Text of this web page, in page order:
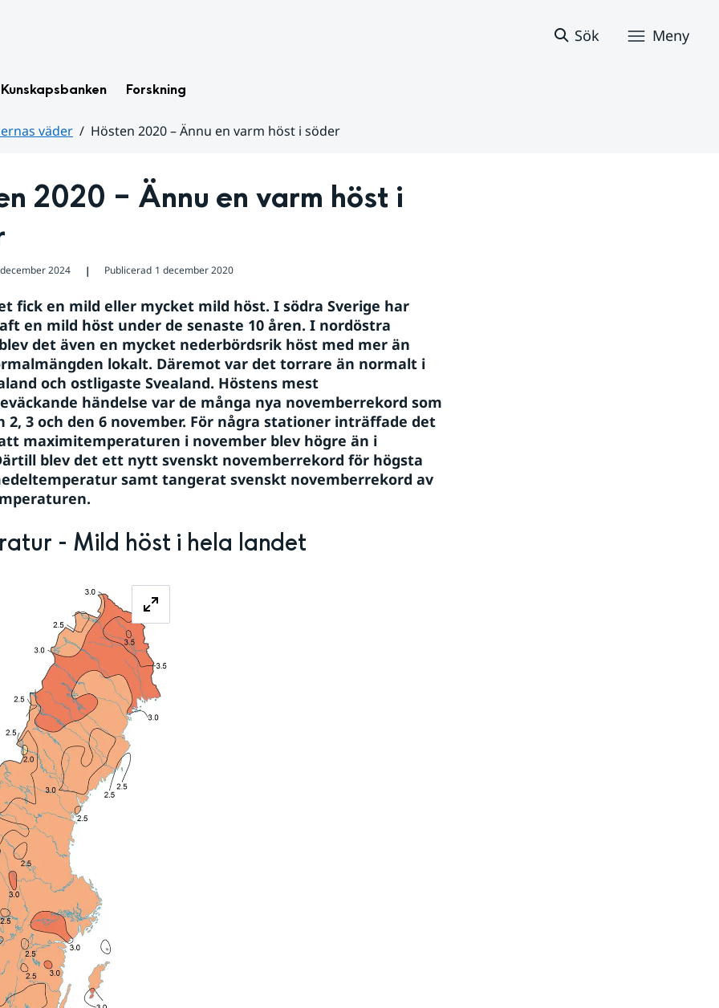
Sök Meny
Kunskapsbanken Forskning
väder
Hösten 2020 – Ännu en varm höst i söder
2020 – Ännu en varm höst i
2024 ❘ Publicerad 1 december 2020
fick en mild eller mycket mild höst. I södra Sverige har
en mild höst under de senaste 10 åren. I nordöstra
det även en mycket nederbördsrik höst med mer än
lokalt. Däremot var det torrare än normalt i
och ostligaste Svealand. Höstens mest
händelse var de många nya novemberrekord som
2, 3 och den 6 november. För några stationer inträffade det
maximitemperaturen i november blev högre än i
blev det ett nytt svenskt novemberrekord för högsta
samt tangerat svenskt novemberrekord av
- Mild höst i hela landet